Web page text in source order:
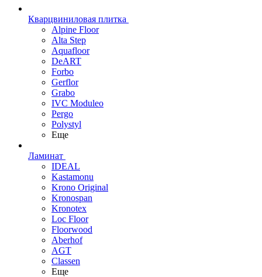
Кварцвиниловая плитка
Alpine Floor
Alta Step
Aquafloor
DeART
Forbo
Gerflor
Grabo
IVC Moduleo
Pergo
Polystyl
Еще
Ламинат
IDEAL
Kastamonu
Krono Original
Kronospan
Kronotex
Loc Floor
Floorwood
Aberhof
AGT
Classen
Еще